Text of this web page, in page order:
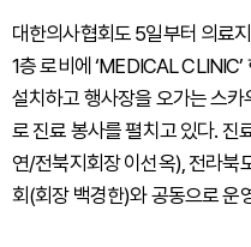
대한의사협회도 5일부터 의료
1층 로비에 ‘MEDICAL
설치하고 행사장을 오가는 스
로 진료 봉사를 펼치고 있다. 진
연/전북지회장 이선옥), 전라북
회(회장 백경한)와 공동으로 운